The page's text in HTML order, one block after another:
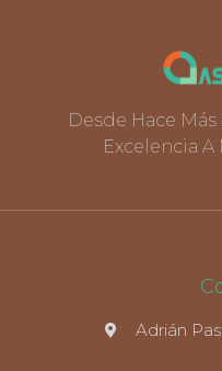
Desde Hace
Excelencia
Adrián